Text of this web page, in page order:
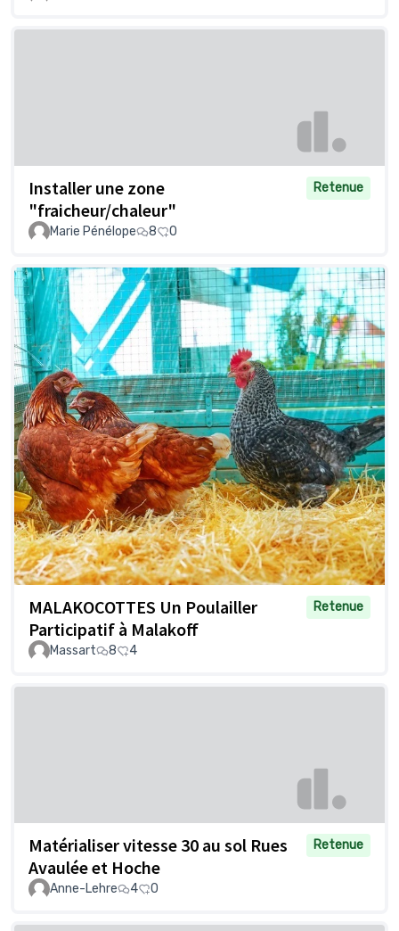
Installer une zone
"fraicheur/chaleur"
Retenue
Marie Pénélope 8 0
MALAKOCOTTES Un Poulailler
Participatif à Malakoff
Retenue
Massart 8 4
Matérialiser vitesse 30 au sol Rues
Avaulée et Hoche
Retenue
Anne-Lehre 4 0